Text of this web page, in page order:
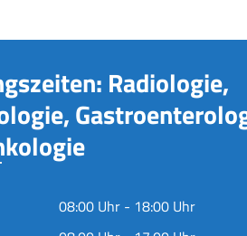
Radiologie,
08:00 Uhr - 18:00 Uhr